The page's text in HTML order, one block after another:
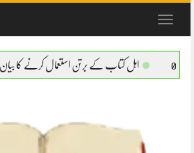
Toggle
برتن استعمال کرنے کا بیان – مولانا ابو بکر صدیق حفظہ اللہ